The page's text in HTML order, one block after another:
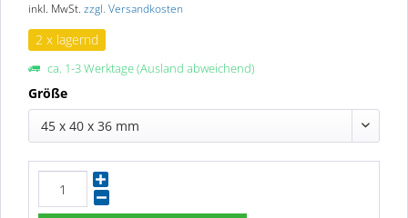
inkl. MwSt. zzgl. Versandkosten
2 x lagernd
ca. 1-3 Werktage (Ausland abweichend)
Größe
45 x 40 x 36 mm